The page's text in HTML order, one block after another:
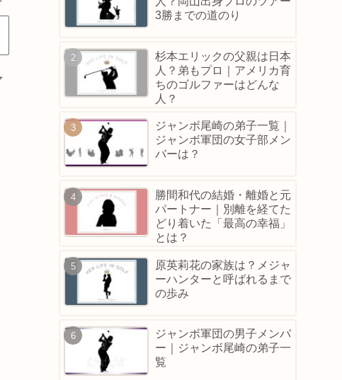
3勝までの道のり
杉本エリックの父親は日本
人？弟もプロ｜アメリカ育
ちのゴルファーはどんな
人？
ジャンボ尾崎の弟子一覧｜
ジャンボ軍団の女子部メン
バーは？
勝間和代の結婚・離婚と元
パートナー｜別離を経てた
どり着いた「最高の幸福」
とは？
原英莉花の家族は？メジャ
ーハンターと呼ばれるまで
の歩み
ジャンボ軍団の男子メンバ
ー｜ジャンボ尾崎の弟子一
覧